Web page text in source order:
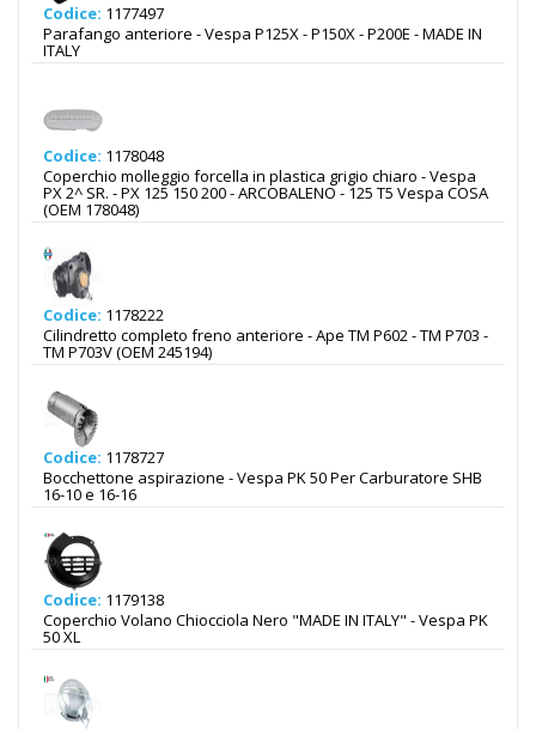
Codice: 1177497
Parafango anteriore - Vespa P125X - P150X - P200E - MADE IN
ITALY
Codice: 1178048
Coperchio molleggio forcella in plastica grigio chiaro - Vespa
PX 2^ SR. - PX 125 150 200 - ARCOBALENO - 125 T5 Vespa COSA
(OEM 178048)
Codice: 1178222
Cilindretto completo freno anteriore - Ape TM P602 - TM P703 -
TM P703V (OEM 245194)
Codice: 1178727
Bocchettone aspirazione - Vespa PK 50 Per Carburatore SHB
16-10 e 16-16
Codice: 1179138
Coperchio Volano Chiocciola Nero "MADE IN ITALY" - Vespa PK
50 XL